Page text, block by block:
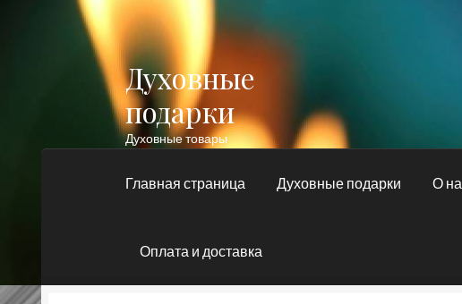
Перейти
к
навигации
Перейти
к
содержимому
Духовные
подарки
Духовные товары
Главная страница Духовные подарки О
Оплата и доставка